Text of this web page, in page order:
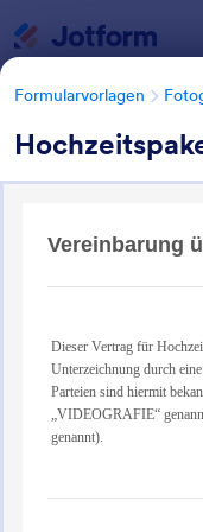
Formularvorlagen
Formularvorlagen
7 Vorlagen
Formularvorlagen